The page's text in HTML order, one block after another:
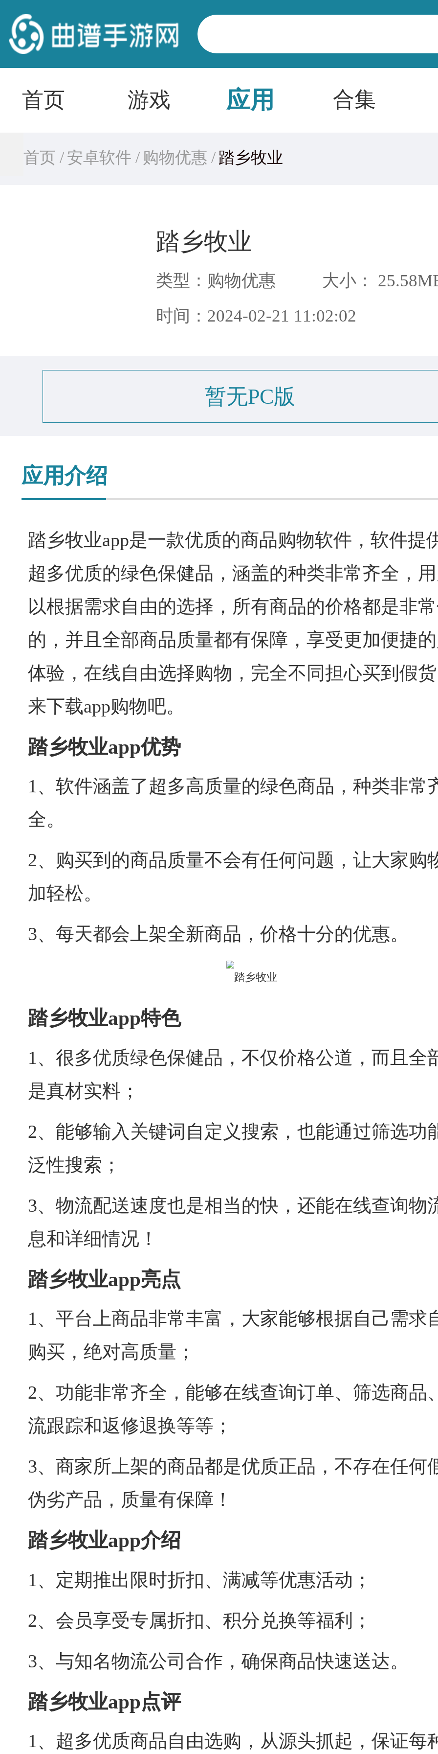
首页 游戏 应用 合集
首页 / 安卓软件 / 购物优惠 / 踏乡牧业
踏乡牧业
类型：购物优惠
大小：
时间：2024-02-21 11:02:02
暂无PC版
应用介绍
踏乡牧业app是一款优质的商品购物软件，软件提
超多优质的绿色保健品，涵盖的种类非常齐全，
以根据需求自由的选择，所有商品的价格都是非
的，并且全部商品质量都有保障，享受更加便捷
体验，在线自由选择购物，完全不同担心买到假
来下载app购物吧。
踏乡牧业app优势
1、软件涵盖了超多高质量的绿色商品，种类非常
全。
2、购买到的商品质量不会有任何问题，让大家购
加轻松。
3、每天都会上架全新商品，价格十分的优惠。
踏乡牧业app特色
1、很多优质绿色保健品，不仅价格公道，而且全
是真材实料；
2、能够输入关键词自定义搜索，也能通过筛选功
泛性搜索；
3、物流配送速度也是相当的快，还能在线查询物
息和详细情况！
踏乡牧业app亮点
1、平台上商品非常丰富，大家能够根据自己需求
购买，绝对高质量；
2、功能非常齐全，能够在线查询订单、筛选商品
流跟踪和返修退换等等；
3、商家所上架的商品都是优质正品，不存在任何
伪劣产品，质量有保障！
踏乡牧业app介绍
1、定期推出限时折扣、满减等优惠活动；
2、会员享受专属折扣、积分兑换等福利；
3、与知名物流公司合作，确保商品快速送达。
踏乡牧业app点评
1、超多优质商品自由选购，从源头抓起，保证每